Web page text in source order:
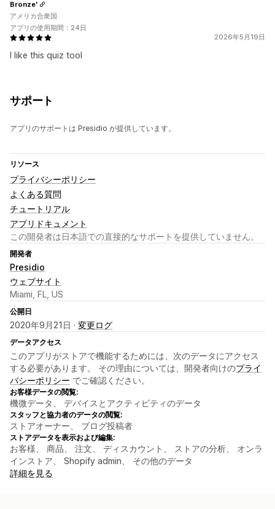
2026年5月19日
I like this quiz tool
Bronze'
アメリカ合衆国
アプリの使用期間：24日
サポート
アプリのサポートは Presidio が提供しています。
リソース
プライバシーポリシー
よくある質問
チュートリアル
アプリドキュメント
この開発者は日本語での直接的なサポートを提供していません。
開発者
Presidio
ウェブサイト
Miami, FL, US
公開日
2020年9月21日 · 変更ログ
データアクセス
このアプリがストアで機能するためには、次のデータにアクセス
する必要があります。 その理由については、開発者向けのプライ
バシーポリシー でご確認ください。
お客様データの閲覧:
機微データ、 デバイスとアクティビティのデータ
スタッフと協力者のデータの閲覧:
ストアオーナー、 ブログ投稿者
ストアデータを表示および編集:
お客様、 商品、 注文、 ディスカウント、 ストアの分析、 オンラ
インストア、 Shopify admin、 その他のデータ
詳細を見る